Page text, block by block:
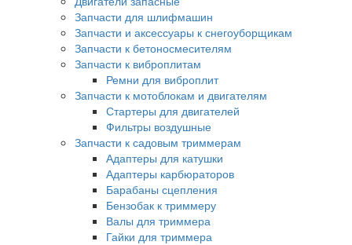
Запчасти для шлифмашин
Запчасти и аксессуары к снегоуборщикам
Запчасти к бетоносмесителям
Запчасти к виброплитам
Ремни для виброплит
Запчасти к мотоблокам и двигателям
Стартеры для двигателей
Фильтры воздушные
Запчасти к садовым триммерам
Адаптеры для катушки
Адаптеры карбюраторов
Барабаны сцепления
Бензобак к триммеру
Валы для триммера
Гайки для триммера